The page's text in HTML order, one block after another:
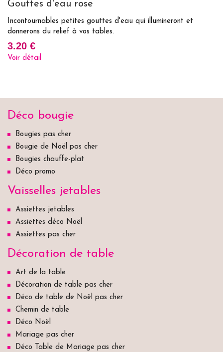
Gouttes d'eau rose
Incontournables petites gouttes d'eau qui illumineront et
donnerons du relief à vos tables.
3.20 €
Voir détail
Déco bougie
Bougies pas cher
Bougie de Noël pas cher
Bougies chauffe-plat
Déco promo
Vaisselles jetables
Assiettes jetables
Assiettes déco Noël
Assiettes pas cher
Décoration de table
Art de la table
Décoration de table pas cher
Déco de table de Noël pas cher
Chemin de table
Déco Noël
Mariage pas cher
Déco Table de Mariage pas cher